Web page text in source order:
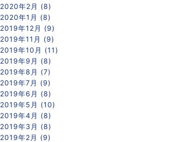
2020年2月 (8)
2020年1月 (8)
2019年12月 (9)
2019年11月 (9)
2019年10月 (11)
2019年9月 (8)
2019年8月 (7)
2019年7月 (9)
2019年6月 (8)
2019年5月 (10)
2019年4月 (8)
2019年3月 (8)
2019年2月 (9)